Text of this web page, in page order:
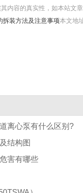
内容的真实性，如本站文
拆装方法及注意事项本文地
离心泵有什么区别?
结构图
害有哪些